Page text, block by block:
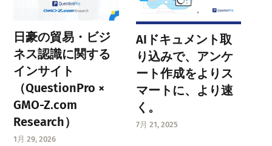
日豪の貿易・ビジ
ネス認識に関する
インサイト
（QuestionPro ×
GMO-Z.com
Research）
1月 29, 2026
AIドキュメント取
り込みで、アンケ
ート作成をよりス
マートに、より速
く。
7月 21, 2025